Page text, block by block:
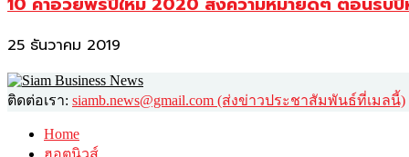
25 ธันวาคม 2019
ติดต่อเรา: siamb.news@gmail.com (ส่งข่าวประชาสัมพันธ์ที่เมลนี้)
Home
ฮอตนิวส์